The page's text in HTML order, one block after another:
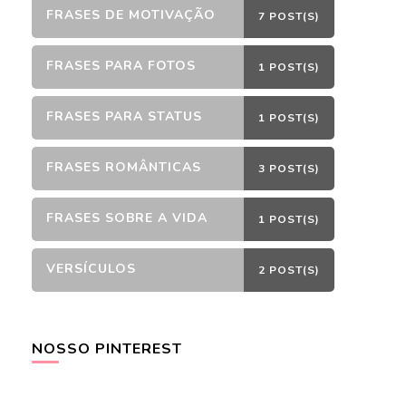
FRASES DE MOTIVAÇÃO 7 POST(S)
FRASES PARA FOTOS 1 POST(S)
FRASES PARA STATUS 1 POST(S)
FRASES ROMÂNTICAS 3 POST(S)
FRASES SOBRE A VIDA 1 POST(S)
VERSÍCULOS 2 POST(S)
NOSSO PINTEREST